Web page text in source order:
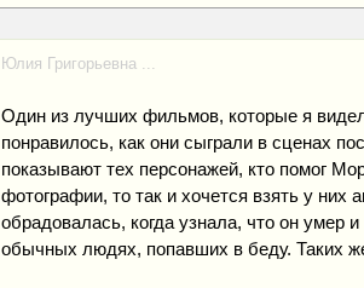
Юлия Григорьевна ...
Один из лучших фильмов, которые я
понравилось, как они сыграли в сценах
показывают тех персонажей, кто помог
фотографии, то так и хочется взять у них
обрадовалась, когда узнала, что он умер
обычных людях, попавших в беду. Таких